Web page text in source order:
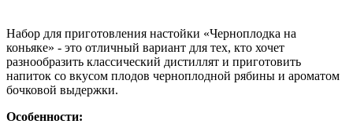
Набор для приготовления настойки «Черноплодка на
коньяке» - это отличный вариант для тех, кто хочет
разнообразить классический дистиллят и приготовить
напиток со вкусом плодов черноплодной рябины и ароматом
бочковой выдержки.
Особенности: